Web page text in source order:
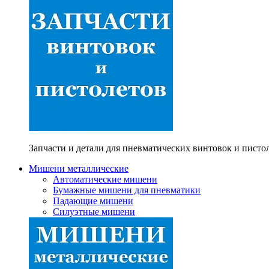
Запчасти и детали для пневматических винтовок и
Мишени металлические
Автоматические мишени
Бумажные мишени для пневматики
Падающие мишени
Силуэтные мишени